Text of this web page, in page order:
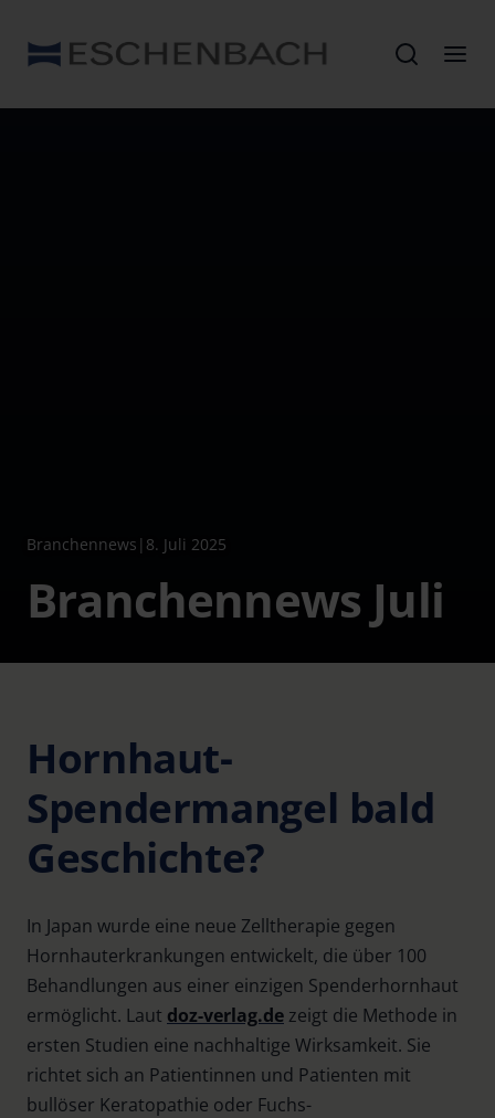
Branchennews | 8. Juli 2025
Branchennews Juli
Hornhaut-
Spendermangel bald
Geschichte?
In Japan wurde eine neue Zelltherapie gegen
Hornhauterkrankungen entwickelt, die über 100
Behandlungen aus einer einzigen Spenderhornhaut
ermöglicht. Laut doz-verlag.de zeigt die Methode in
ersten Studien eine nachhaltige Wirksamkeit. Sie
richtet sich an Patientinnen und Patienten mit
bullöser Keratopathie oder Fuchs-